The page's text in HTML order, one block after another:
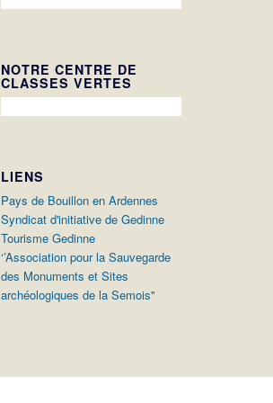
NOTRE CENTRE DE
CLASSES VERTES
LIENS
Pays de Bouillon en Ardennes
Syndicat d'initiative de Gedinne
Tourisme Gedinne
‘’Association pour la Sauvegarde
des Monuments et Sites
archéologiques de la Semois"